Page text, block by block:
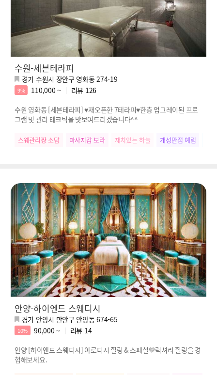
수원-세븐테라피
경기 수원시 장안구 영화동 274-19
9% 110,000 ~ 리뷰 126
수원 영화동 [세븐테라피] ♥재오픈한 7테라피♥한층 업그레이된 프로
그램 및 관리 테크틱을 맛보여드리겠습니다^^
스웨관리짱 소담 마사지갑 보라 재치있는 하늘 개성만점 예림
안양-하이엔드 스웨디시
경기 안양시 만안구 안양동 674-65
10% 90,000 ~ 리뷰 14
안양 [하이엔드 스웨디시] 아로디시 힐링 & 스페셜💛럭셔리 힐링을 경
험해보세요.